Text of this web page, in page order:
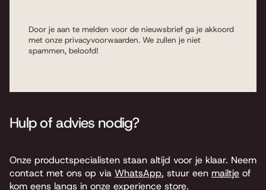
Door je aan te melden voor de nieuwsbrief ga je akkoord
met onze privacyvoorwaarden. We zullen je niet
spammen, beloofd!
Hulp of advies nodig?
Onze productspecialisten staan altijd voor je klaar. Neem
contact met ons op via WhatsApp, stuur een mailtje of
kom eens langs in onze experience store.